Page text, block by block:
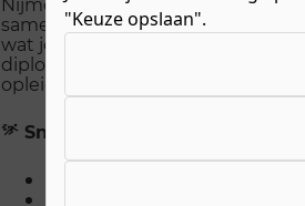
"Keuze opslaan".
samenwerken. Je werkt met je
wat je allemaal leert, welke
diploma kunt doen? Lees dan
opleiding Timmerman!
Snel naar